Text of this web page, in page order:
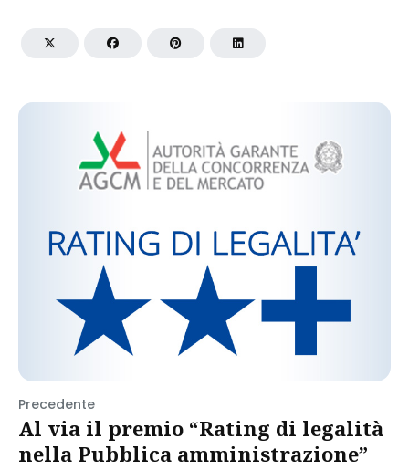
Precedente
Al via il premio “Rating di legalità
nella Pubblica amministrazione”